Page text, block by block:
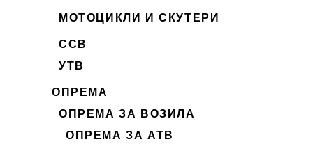
МОТОЦИКЛИ И СКУТЕРИ
ССВ
УТВ
ОПРЕМА
ОПРЕМА ЗА ВОЗИЛА
ОПРЕМА ЗА АТВ